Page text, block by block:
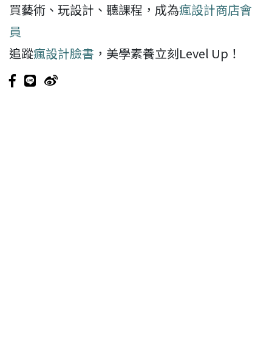
買藝術、玩設計、聽課程，成為瘋設計商店會
員
追蹤瘋設計臉書 ，美學素養立刻Level Up！